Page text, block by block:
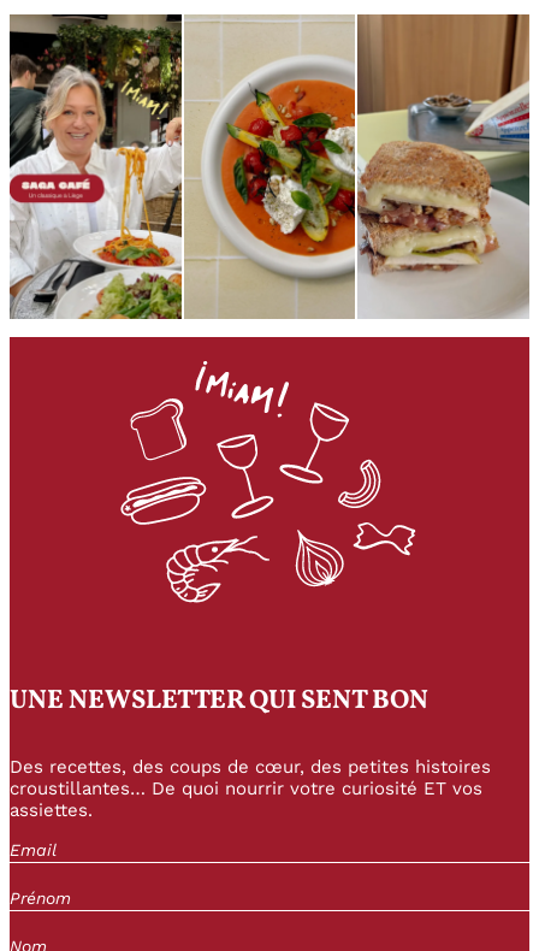
UNE NEWSLETTER QUI SENT BON
Des recettes, des coups de cœur, des petites histoires
croustillantes… De quoi nourrir votre curiosité ET vos
assiettes.